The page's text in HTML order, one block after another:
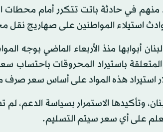
منهم في حادثة باتت تتكرر أمام
استيلاء المواطنين على صهاريج
أبوابها منذ الأربعاء الماضي بوجه
باستيراد المحروقات باحتساب
المواد على أساس سعر صرف محدد بـ3900 ليرة
وتأكيدها الاستمرار بسياسة الدعم،
تعلم على أي سعر سيتم التسليم.